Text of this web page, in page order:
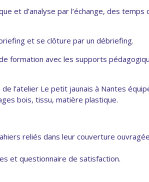
et d’analyse par l’échange, des
et se clôture par un débriefing.
formation avec les supports
l’atelier Le petit jaunais à Nantes
bois, tissu, matière plastique.
reliés dans leur couverture
et questionnaire de satisfaction.